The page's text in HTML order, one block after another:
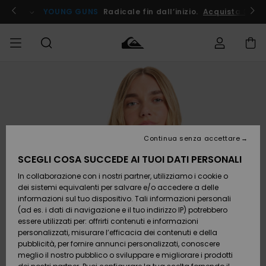
informazioni
prodotto
! YOUNG GUNS Radicale fin dall’inizio. Acquista Ora
Abbigliamento
Accessori
Calzature
e
infradito
Surf /
Acqua
Abbigliamento
Accessori
Calzature
e
infradito
Surf /
Acqua
Nuovi
Da
Scoprire
Snow
SURF
Surf Shop
Uomo
Highlights
Comunità
SNOW
Shop
Uomo
Shop
Snow
Shop
Donna
OUTLET
Outlet
Uomo
Outlet
Donna
Accedi al tuo
ordine
Spedizione
Pagamento
Buono regalo
Quiksilver
Freedom
SCEGLI COSA SUCCEDE AI TUOI DATI PERSONALI
In collaborazione con i nostri partner, utilizziamo i cookie o
dei sistemi equivalenti per salvare e/o accedere a delle
informazioni sul tuo dispositivo. Tali informazioni personali
(ad es. i dati di navigazione e il tuo indirizzo IP) potrebbero
essere utilizzati per: offrirti contenuti e informazioni
personalizzati, misurare l’efficacia dei contenuti e della
pubblicità, per fornire annunci personalizzati, conoscere
meglio il nostro pubblico o sviluppare e migliorare i prodotti
Continua senza accettare